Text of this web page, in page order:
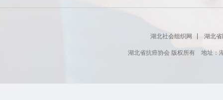
湖北社会组织网 湖北
湖北省抗癌协会 版权所有 地址：